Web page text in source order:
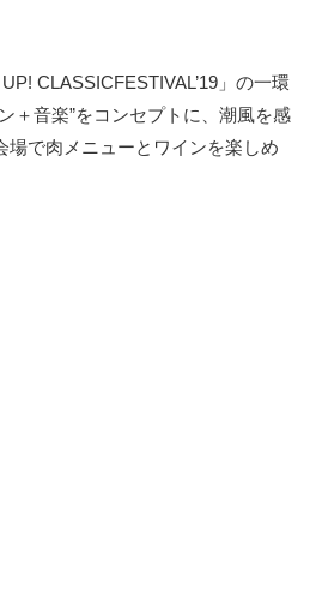
CLASSICFESTIVAL’19」の一環
＋音楽”をコンセプトに、潮風を感
場で肉メニューとワインを楽しめ